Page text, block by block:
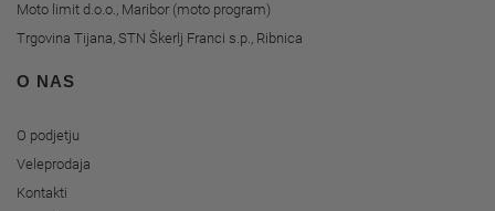
Moto limit d.o.o., Maribor (moto program)
Trgovina Tijana, STN Škerlj Franci s.p., Ribnica
O NAS
O podjetju
Veleprodaja
Kontakti